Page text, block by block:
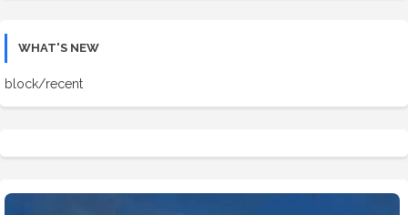
WHAT'S NEW
block/recent